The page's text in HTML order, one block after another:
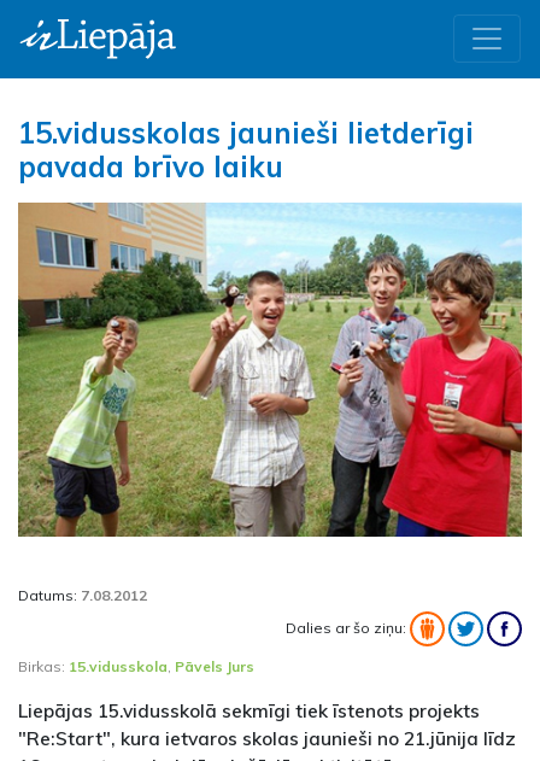
15.vidusskolas jaunieši lietderīgi
pavada brīvo laiku
Datums: 7.08.2012
Dalies ar šo ziņu:
Birkas: 15.vidusskola, Pāvels Jurs
Liepājas 15.vidusskolā sekmīgi tiek īstenots projekts
"Re:Start", kura ietvaros skolas jaunieši no 21.jūnija līdz